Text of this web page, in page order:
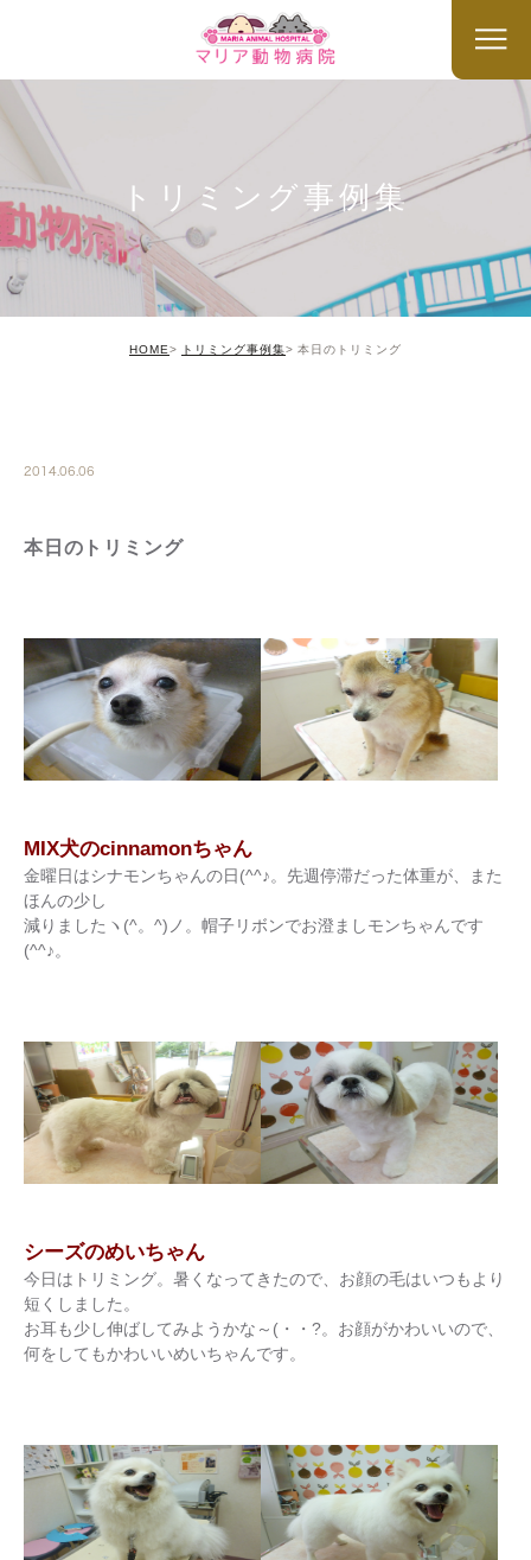
トリミング事例集
HOME トリミング事例集 本日のトリミング
2014.06.06
本日のトリミング
MIX犬のcinnamonちゃん
金曜日はシナモンちゃんの日(^^♪。先週停滞だった体重が、また
ほんの少し
減りましたヽ(^。^)ノ。帽子リボンでお澄ましモンちゃんです
(^^♪。
シーズのめいちゃん
今日はトリミング。暑くなってきたので、お顔の毛はいつもより
短くしました。
お耳も少し伸ばしてみようかな～(・・?。お顔がかわいいので、
何をしてもかわいいめいちゃんです。